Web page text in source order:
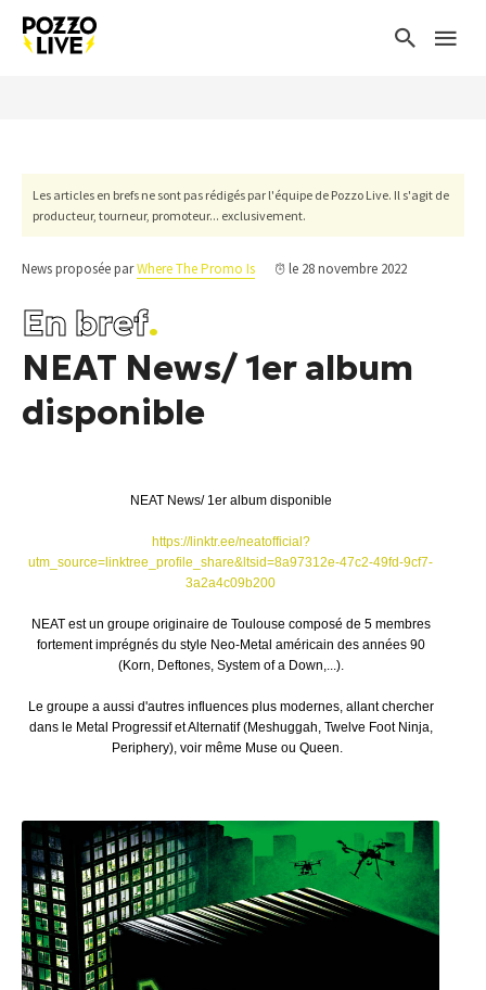
Les articles en brefs ne sont pas rédigés par l'équipe de Pozzo Live. Il s'agit de
producteur, tourneur, promoteur... exclusivement.
News proposée parWhere The Promo Is le 28 novembre 2022
En bref.
NEAT News/ 1er album
disponible
NEAT News/ 1er album disponible
https://linktr.ee/neatofficial?
utm_source=linktree_profile_share&ltsid=8a97312e-47c2-49fd-9cf7-
3a2a4c09b200
NEAT est un groupe originaire de Toulouse composé de 5 membres
fortement imprégnés du style Neo-Metal américain des années 90
(Korn, Deftones, System of a Down,...).
Le groupe a aussi d'autres influences plus modernes, allant chercher
dans le Metal Progressif et Alternatif (Meshuggah, Twelve Foot Ninja,
Periphery), voir même Muse ou Queen.